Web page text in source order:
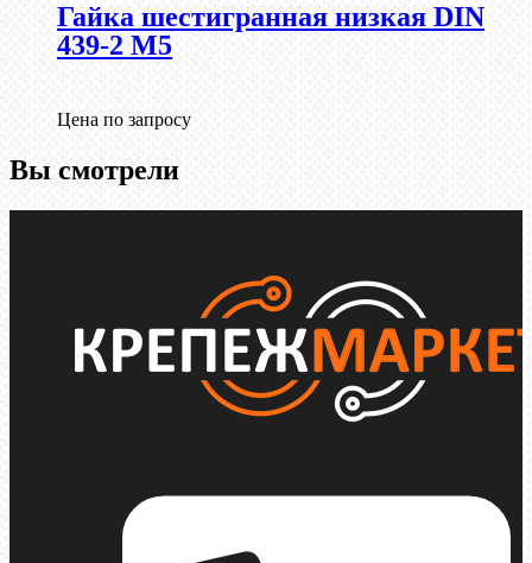
Гайка шестигранная низкая DIN
439-2 М5
Цена по запросу
Вы смотрели